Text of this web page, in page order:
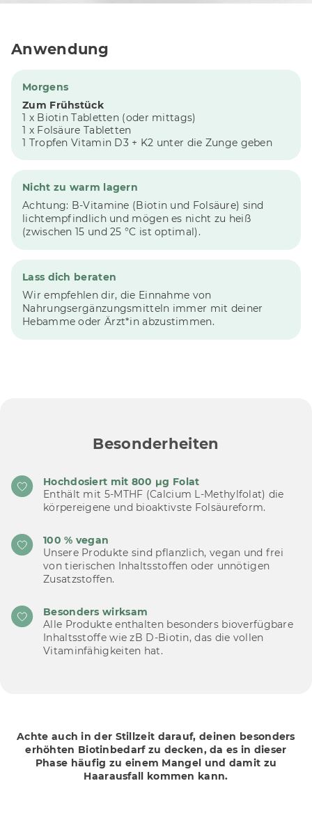
Anwendung
Morgens
Zum Frühstück
1 x Biotin Tabletten (oder mittags)
1 x Folsäure Tabletten
1 Tropfen Vitamin D3 + K2 unter die Zunge geben
Nicht zu warm lagern
Achtung: B-Vitamine (Biotin und Folsäure) sind
lichtempfindlich und mögen es nicht zu heiß
(zwischen 15 und 25 °C ist optimal).
Lass dich beraten
Wir empfehlen dir, die Einnahme von
Nahrungsergänzungsmitteln immer mit deiner
Hebamme oder Ärzt*in abzustimmen.
Besonderheiten
Hochdosiert mit 800 μg Folat
Enthält mit 5-MTHF (Calcium L-Methylfolat) die
körpereigene und bioaktivste Folsäureform.
100 % vegan
Unsere Produkte sind pflanzlich, vegan und frei
von tierischen Inhaltsstoffen oder unnötigen
Zusatzstoffen.
Besonders wirksam
Alle Produkte enthalten besonders bioverfügbare
Inhaltsstoffe wie zB D-Biotin, das die vollen
Vitaminfähigkeiten hat.
Achte auch in der Stillzeit darauf, deinen besonders
erhöhten Biotinbedarf zu decken, da es in dieser
Phase häufig zu einem Mangel und damit zu
Haarausfall kommen kann.